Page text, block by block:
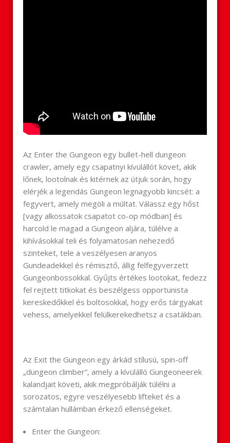
Az Enter the Gungeon egy bullet-hell dungeon
crawler, amely egy csapatnyi kívülállót követ, akik
lőnek, lootolnak és kitérnek az útjuk során, hogy
elérjék a legendás Gungeon legnagyobb kincsét: a
fegyvert, amely megöli a múltat. Válassz egy hőst
[vagy alkossatok csapatot co-op módban] és
harcold le magad a Gungeon aljára, túlélve a
kihívásokkal teli és folyamatosan nehezedő
szinteket, tele a veszélyesen aranyos
Gundeadekkel és rémisztő, állig felfegyverzett
Gungeonbossokkal. Gyűjts értékes lootokat, fedezz
fel rejtett titkokat és beszélgess opportunista
kereskedőkkel és boltosokkal, hogy erős tárgyakat
vehess, amelyekkel felülkerekedhetsz a csatákban.
Az Exit the Gungeon egy árkád stílusú, spin-off
„dungeon climber”, amely a kívülálló Gungeoneerek
kalandjait követi, akik megpróbálják túlélni a
sorozatos, egyre veszélyesebb lifteket és a
számtalan hullámban érkező ellenségeket.
Enter the Gungeon: